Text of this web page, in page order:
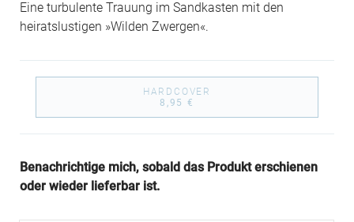
Eine turbulente Trauung im Sandkasten mit den
heiratslustigen »Wilden Zwergen«.
HARDCOVER
8,95 €
Benachrichtige mich, sobald das Produkt erschienen
oder wieder lieferbar ist.